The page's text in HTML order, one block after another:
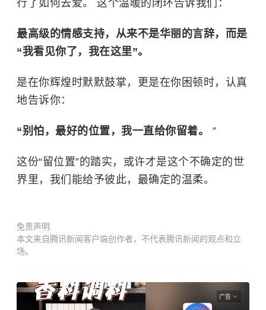
行了如何去爱。 这个温暖的闭环告诉我们：
最高级的情感支持，从来不是华丽的言辞，而是
“我看见你了，我在这里”。
是在你辉煌时默默鼓掌，更是在你困顿时，认真
地告诉你：
“别怕，最好的位置，我一直给你留着。 ”
这份“留位置”的踏实，或许才是这个不确定的世
界里，我们能给予彼此，最确定的温柔。
免责声明
本文来自腾讯新闻客户端创作者，不代表腾讯新闻的观点和立
场。
广告